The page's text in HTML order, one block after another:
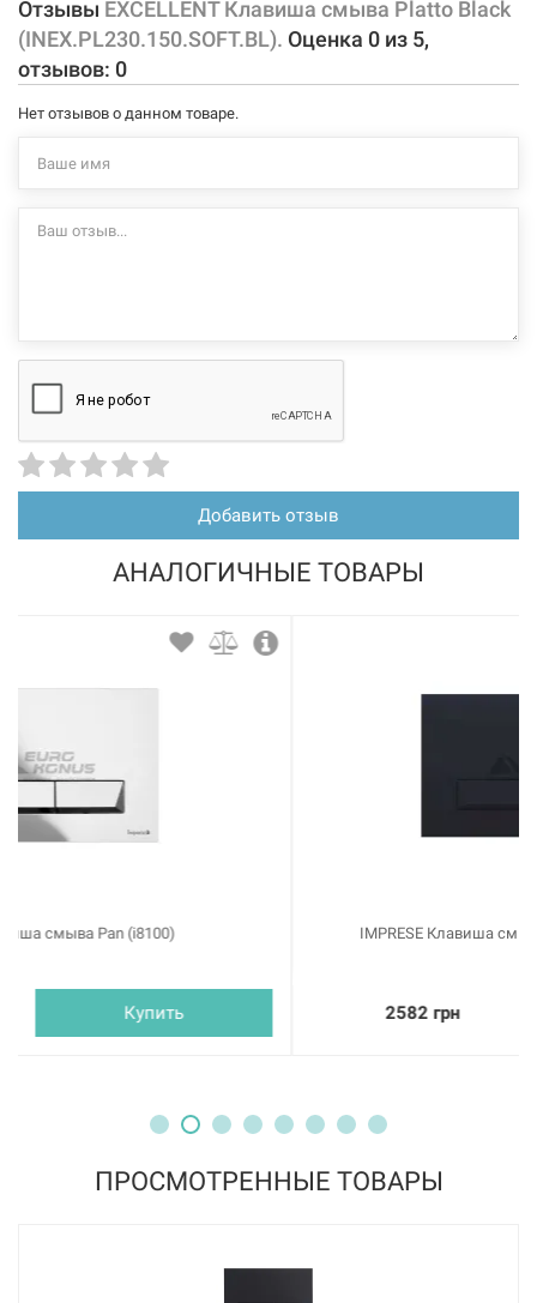
Отзывы EXCELLENT Клавиша смыва Platto Black
(INEX.PL230.150.SOFT.BL). Оценка 0 из 5,
отзывов: 0
Нет отзывов о данном товаре.
Добавить отзыв
АНАЛОГИЧНЫЕ ТОВАРЫ
IMPRESE Клавиша смыва Pan Laska cerna (i8040B)
2582 грн Купить
ПРОСМОТРЕННЫЕ ТОВАРЫ